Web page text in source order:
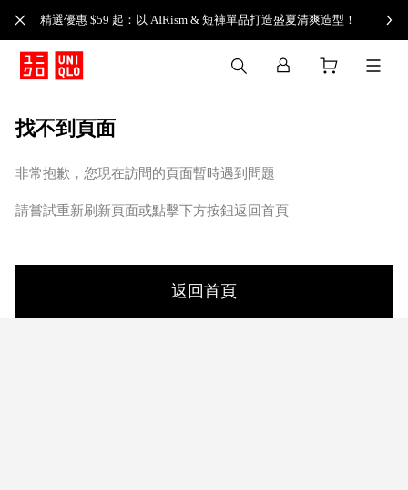
精選優惠 $59 起：以 AIRism & 短褲單品打造盛夏清爽造型！
找不到頁面
非常抱歉，您現在訪問的頁面暫時遇到問題
請嘗試重新刷新頁面或點擊下方按鈕返回首頁
返回首頁